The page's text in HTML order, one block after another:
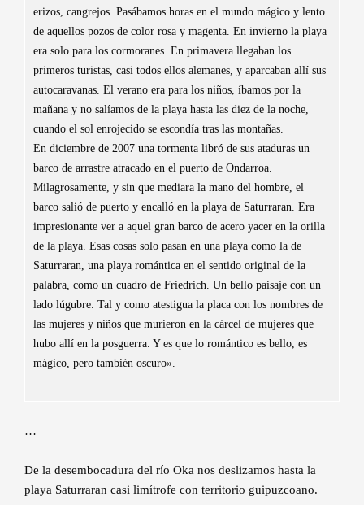
erizos, cangrejos. Pasábamos horas en el mundo mágico y lento
de aquellos pozos de color rosa y magenta. En invierno la playa
era solo para los cormoranes. En primavera llegaban los
primeros turistas, casi todos ellos alemanes, y aparcaban allí sus
autocaravanas. El verano era para los niños, íbamos por la
mañana y no salíamos de la playa hasta las diez de la noche,
cuando el sol enrojecido se escondía tras las montañas.
En diciembre de 2007 una tormenta libró de sus ataduras un
barco de arrastre atracado en el puerto de Ondarroa.
Milagrosamente, y sin que mediara la mano del hombre, el
barco salió de puerto y encalló en la playa de Saturraran. Era
impresionante ver a aquel gran barco de acero yacer en la orilla
de la playa. Esas cosas solo pasan en una playa como la de
Saturraran, una playa romántica en el sentido original de la
palabra, como un cuadro de Friedrich. Un bello paisaje con un
lado lúgubre. Tal y como atestigua la placa con los nombres de
las mujeres y niños que murieron en la cárcel de mujeres que
hubo allí en la posguerra. Y es que lo romántico es bello, es
mágico, pero también oscuro».
…
De la desembocadura del río Oka nos deslizamos hasta la
playa Saturraran casi limítrofe con territorio guipuzcoano.